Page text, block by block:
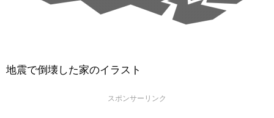
地震で倒壊した家のイラスト
スポンサーリンク